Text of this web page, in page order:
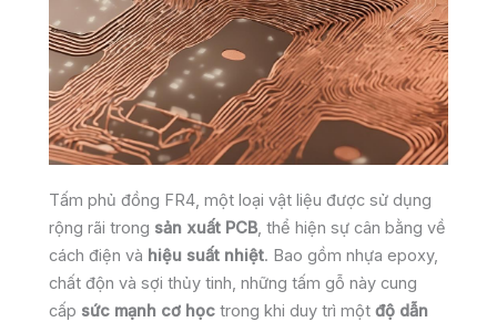
Tấm phủ đồng FR4, một loại vật liệu được sử dụng
rộng rãi trong sản xuất PCB, thể hiện sự cân bằng về
cách điện và hiệu suất nhiệt. Bao gồm nhựa epoxy,
chất độn và sợi thủy tinh, những tấm gỗ này cung
cấp sức mạnh cơ học trong khi duy trì một độ dẫn